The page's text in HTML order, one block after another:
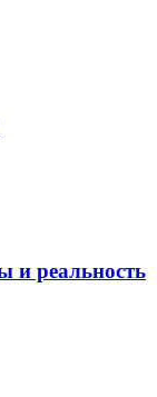
и реальность